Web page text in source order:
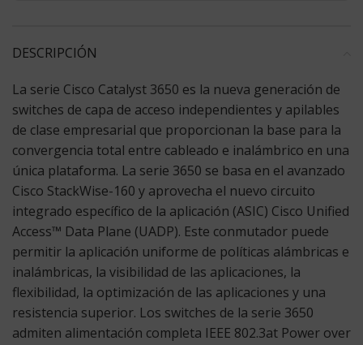
DESCRIPCIÓN
La serie Cisco Catalyst 3650 es la nueva generación de
switches de capa de acceso independientes y apilables
de clase empresarial que proporcionan la base para la
convergencia total entre cableado e inalámbrico en una
única plataforma. La serie 3650 se basa en el avanzado
Cisco StackWise-160 y aprovecha el nuevo circuito
integrado específico de la aplicación (ASIC) Cisco Unified
Access™ Data Plane (UADP). Este conmutador puede
permitir la aplicación uniforme de políticas alámbricas e
inalámbricas, la visibilidad de las aplicaciones, la
flexibilidad, la optimización de las aplicaciones y una
resistencia superior. Los switches de la serie 3650
admiten alimentación completa IEEE 802.3at Power over